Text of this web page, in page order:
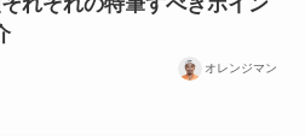
オレンジマン